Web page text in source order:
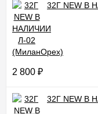
32Г NEW В
2 800 ₽
32Г NEW В